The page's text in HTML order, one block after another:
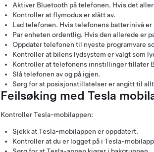
Aktiver Bluetooth på telefonen. Hvis det
Kontroller at flymodus er slått av.
Lad telefonen. Hvis telefonens batterinivå
Par enheten ordentlig. Hvis den allerede er
Oppdater telefonen til nyeste programvare
Kontroller at bilens lydsystem er valgt som
Kontroller at telefonens innstillinger tillater
Slå telefonen av og på igjen.
Sørg for at posisjonstillatelser er angitt til
Feilsøking med Tesla
Kontroller Tesla-mobilappen:
Sjekk at Tesla-mobilappen er oppdatert.
Kontroller at du er logget på i Tesla-